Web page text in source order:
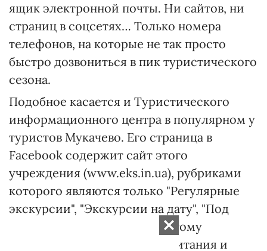
ящик электронной почты. Ни сайтов, ни
страниц в соцсетях… Только номера
телефонов, на которые не так просто
быстро дозвониться в пик туристического
сезона.
Подобное касается и Туристического
информационного центра в популярном у
туристов Мукачево. Его страница в
Fаcebook содержит сайт этого
учреждения (www.eks.in.ua), рубриками
которого являются только "Регулярные
экскурсии", "Экскурсии на дату", "Под
заказа", "Лыжи" и "Вело". Поэтому
информацию о заведениях питания и